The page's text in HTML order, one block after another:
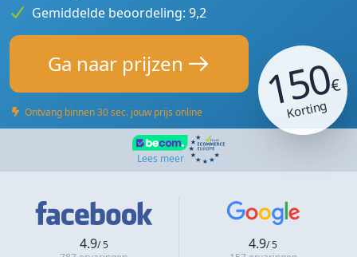
Gemiddelde beoordeling: 9,2
Ga naar prijzen
Ontvang binnen 30 sec. jouw prijs online 150€
Korting
Lees meer
4.9/ 5
4.9/ 5